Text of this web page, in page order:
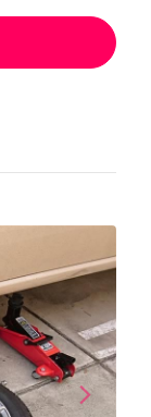
arrow_forward_ios
Next